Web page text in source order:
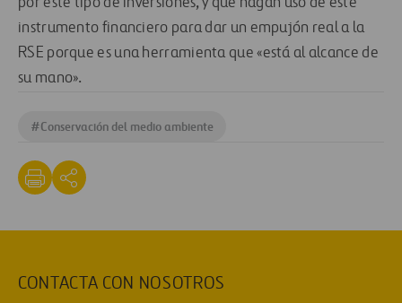
instrumento financiero para dar un empujón real a la
RSE porque es una herramienta que «está al alcance de
su mano».
#Conservación del medio ambiente
CONTACTA CON NOSOTROS